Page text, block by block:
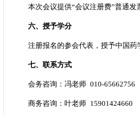
本次会议提供“会议注册费”普通
六、授予学分
注册报名的参会代表，授予中国药
七、联系方式
会务咨询：冯老师 010-65662756
商务咨询：叶老师 15901424660